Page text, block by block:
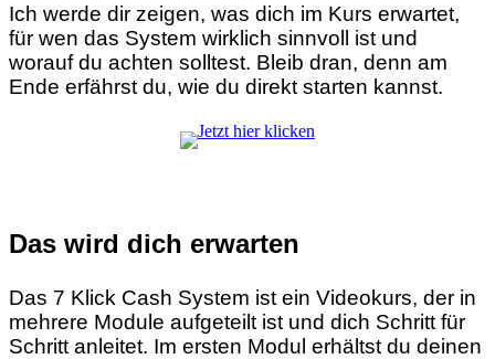
Ich werde dir zeigen, was dich im Kurs erwartet,
für wen das System wirklich sinnvoll ist und
worauf du achten solltest. Bleib dran, denn am
Ende erfährst du, wie du direkt starten kannst.
Das wird dich erwarten
Das 7 Klick Cash System ist ein Videokurs, der in
mehrere Module aufgeteilt ist und dich Schritt für
Schritt anleitet. Im ersten Modul erhältst du deinen